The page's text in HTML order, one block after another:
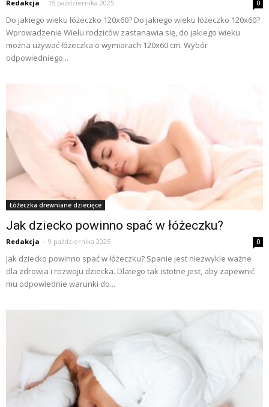
Redakcja - 15 października 2025 0
Do jakiego wieku łóżeczko 120x60? Do jakiego wieku łóżeczko 120x60?
Wprowadzenie Wielu rodziców zastanawia się, do jakiego wieku
można używać łóżeczka o wymiarach 120x60 cm. Wybór
odpowiedniego...
Łóżeczka drewniane dziecięce
Jak dziecko powinno spać w łóżeczku?
Redakcja - 9 października 2025 0
Jak dziecko powinno spać w łóżeczku? Spanie jest niezwykle ważne
dla zdrowia i rozwoju dziecka. Dlatego tak istotne jest, aby zapewnić
mu odpowiednie warunki do...